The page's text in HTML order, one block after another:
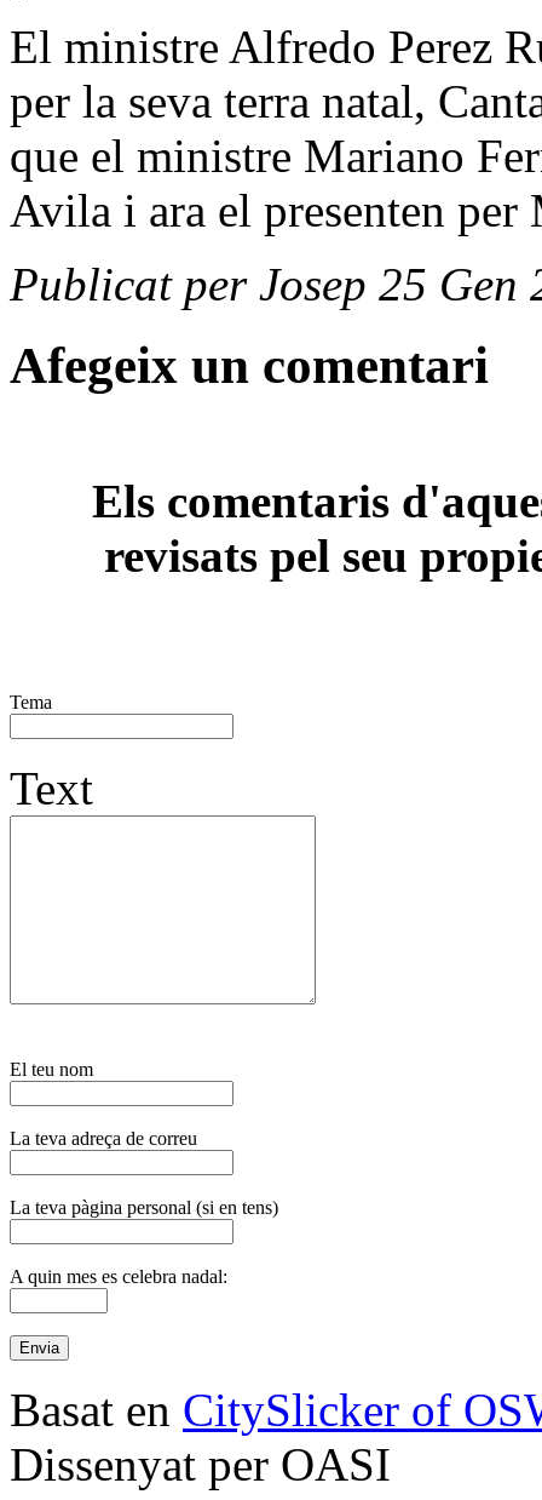
El ministre Alfredo Perez
per la seva terra natal,
que el ministre Mariano
Avila i ara el presenten per
Publicat per Josep 25 Gen
Afegeix un comentari
Els comentaris
revisats pel seu
Tema
Text
El teu nom
La teva adreça de correu
La teva pàgina personal (si en tens)
A quin mes es celebra nadal:
Basat en CitySlicker of
Dissenyat per OASI